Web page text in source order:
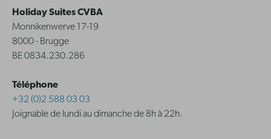
Holiday Suites CVBA
Monnikenwerve 17-19
8000 - Brugge
BE 0834.230.286
Téléphone
+32 (0)2 588 03 03
Joignable de lundi au dimanche de 8h à 22h.